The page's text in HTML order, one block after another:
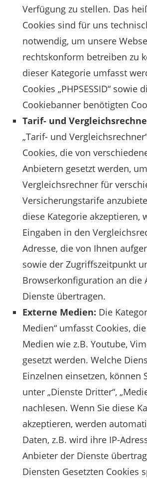
Verfügung zu stellen. Das
Cookies sind für uns
notwendig, um unsere
rechtskonform betreiben zu
dieser Kategorie umfasst
Cookies „PHPSESSID“ sowie
Cookiebanner benötigten
Tarif- und
„Tarif- und
Cookies, die von
Anbietern gesetzt werden,
Vergleichsrechner für
Versicherungstarife
diese Kategorie akzeptieren,
Eingaben in den
Adresse, die von Ihnen
sowie der Zugriffszeitpunkt
Browserkonfiguration an die
Dienste übertragen.
Externe Medien: Die
Medien“ umfasst Cookies,
Medien wie z.B. Youtube,
gesetzt werden. Welche
Einzelnen einsetzen, können
unter „Dienste Dritter“,
nachlesen. Wenn Sie diese
akzeptieren, werden
Daten, z.B. wird ihre IP-
Anbieter der Dienste
Diensten Gesetzten Cookies